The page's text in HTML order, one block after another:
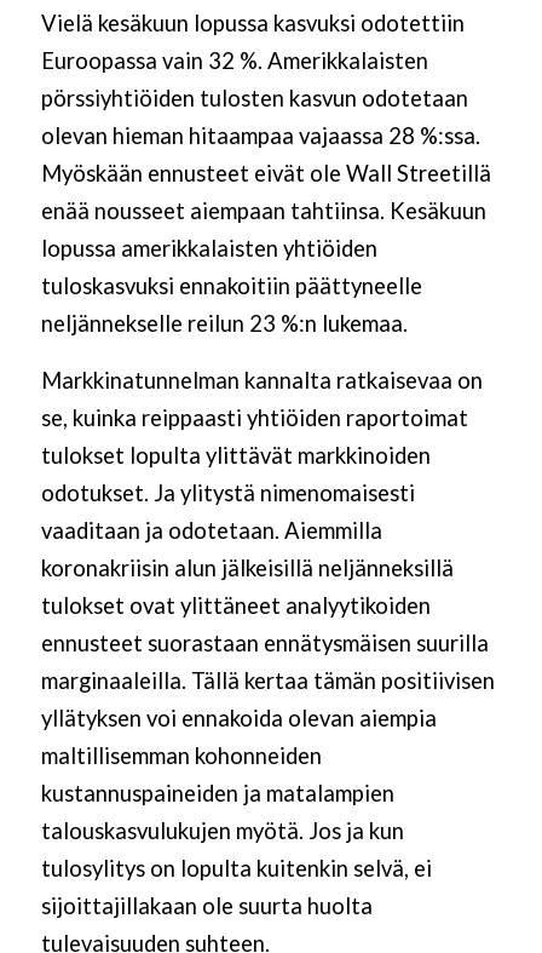
Vielä kesäkuun lopussa kasvuksi odotettiin
Euroopassa vain 32 %. Amerikkalaisten
pörssiyhtiöiden tulosten kasvun odotetaan
olevan hieman hitaampaa vajaassa 28 %:ssa.
Myöskään ennusteet eivät ole Wall Streetillä
enää nousseet aiempaan tahtiinsa. Kesäkuun
lopussa amerikkalaisten yhtiöiden
tuloskasvuksi ennakoitiin päättyneelle
neljännekselle reilun 23 %:n lukemaa.
Markkinatunnelman kannalta ratkaisevaa on
se, kuinka reippaasti yhtiöiden raportoimat
tulokset lopulta ylittävät markkinoiden
odotukset. Ja ylitystä nimenomaisesti
vaaditaan ja odotetaan. Aiemmilla
koronakriisin alun jälkeisillä neljänneksillä
tulokset ovat ylittäneet analyytikoiden
ennusteet suorastaan ennätysmäisen suurilla
marginaaleilla. Tällä kertaa tämän positiivisen
yllätyksen voi ennakoida olevan aiempia
maltillisemman kohonneiden
kustannuspaineiden ja matalampien
talouskasvulukujen myötä. Jos ja kun
tulosylitys on lopulta kuitenkin selvä, ei
sijoittajillakaan ole suurta huolta
tulevaisuuden suhteen.